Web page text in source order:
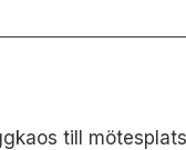
till